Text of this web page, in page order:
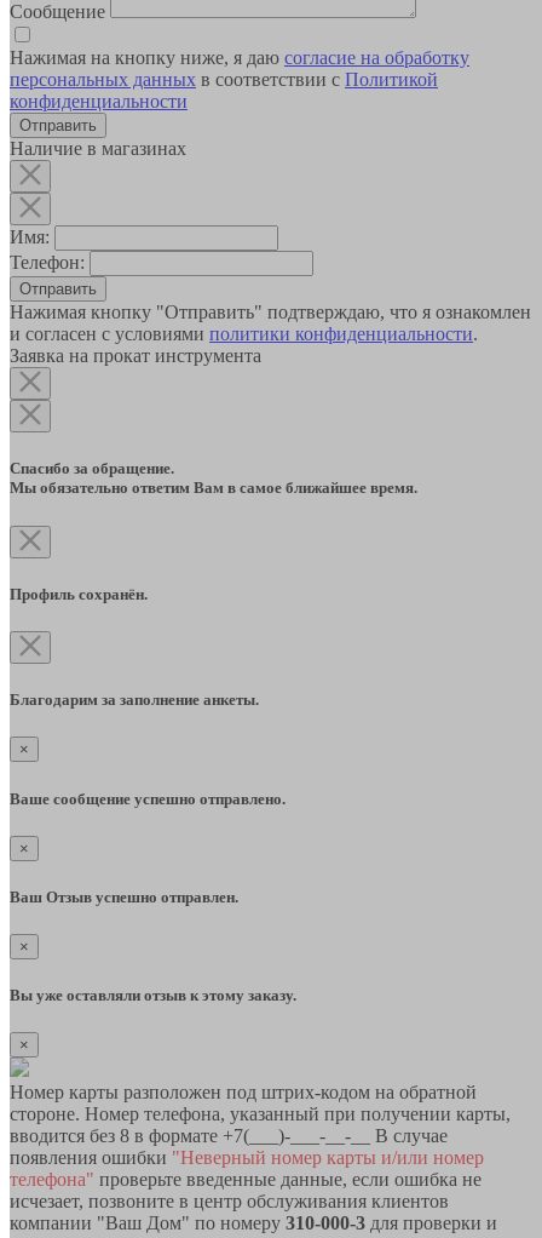
Сообщение
Нажимая на кнопку ниже, я даю согласие на обработку
персональных данных в соответствии с Политикой
конфиденциальности
Наличие в магазинах
Имя:
Телефон:
Отправить
Нажимая кнопку "Отправить" подтверждаю, что я ознакомлен
и согласен с условиями политики конфиденциальности.
Заявка на прокат инструмента
Спасибо за обращение.
Мы обязательно ответим Вам в самое ближайшее время.
Профиль сохранён.
Благодарим за заполнение анкеты.
×
Ваше сообщение успешно отправлено.
×
Ваш Отзыв успешно отправлен.
×
Вы уже оставляли отзыв к этому заказу.
×
Номер карты разположен под штрих-кодом на обратной
стороне. Номер телефона, указанный при получении карты,
вводится без 8 в формате +7(___)-___-__-__ В случае
появления ошибки "Неверный номер карты и/или номер
телефона" проверьте введенные данные, если ошибка не
исчезает, позвоните в центр обслуживания клиентов
компании "Ваш Дом" по номеру 310-000-3 для проверки и